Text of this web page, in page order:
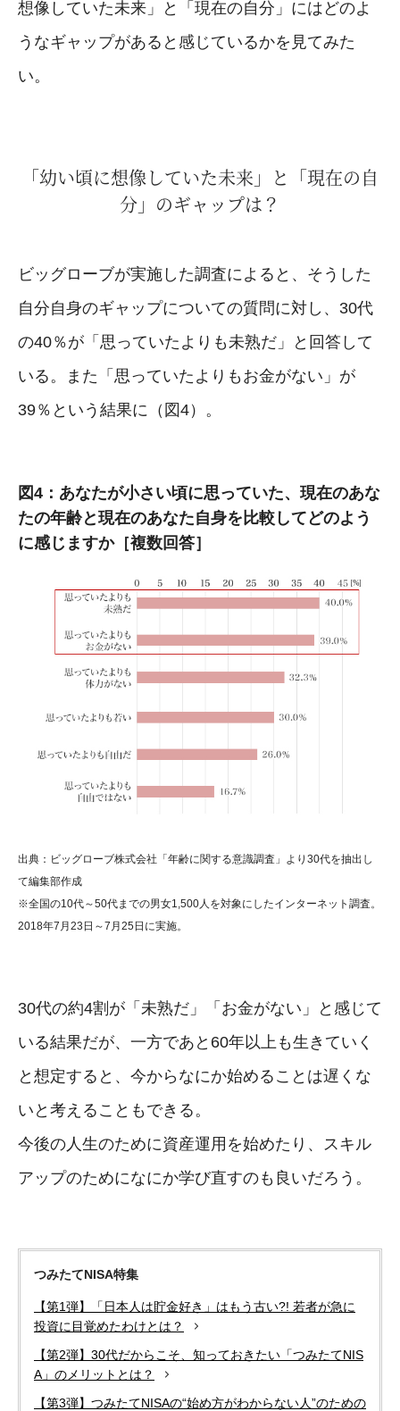
想像していた未来」と「現在の自分」にはどのよ
うなギャップがあると感じているかを見てみた
い。
「幼い頃に想像していた未来」と「現在の自
分」のギャップは？
ビッグローブが実施した調査によると、そうした
自分自身のギャップについての質問に対し、30代
の40％が「思っていたよりも未熟だ」と回答して
いる。また「思っていたよりもお金がない」が
39％という結果に（図4）。
図4：あなたが小さい頃に思っていた、現在のあな
たの年齢と現在のあなた自身を比較してどのよう
に感じますか［複数回答］
出典：ビッグローブ株式会社「年齢に関する意識調査」より30代を抽出し
て編集部作成
※全国の10代～50代までの男女1,500人を対象にしたインターネット調査。
2018年7月23日～7月25日に実施。
30代の約4割が「未熟だ」「お金がない」と感じて
いる結果だが、一方であと60年以上も生きていく
と想定すると、今からなにか始めることは遅くな
いと考えることもできる。
今後の人生のために資産運用を始めたり、スキル
アップのためになにか学び直すのも良いだろう。
つみたてNISA特集
【第1弾】「日本人は貯金好き」はもう古い?! 若者が急に
投資に目覚めたわけとは？
【第2弾】30代だからこそ、知っておきたい「つみたてNIS
A」のメリットとは？
【第3弾】つみたてNISAの“始め方がわからない人”のための